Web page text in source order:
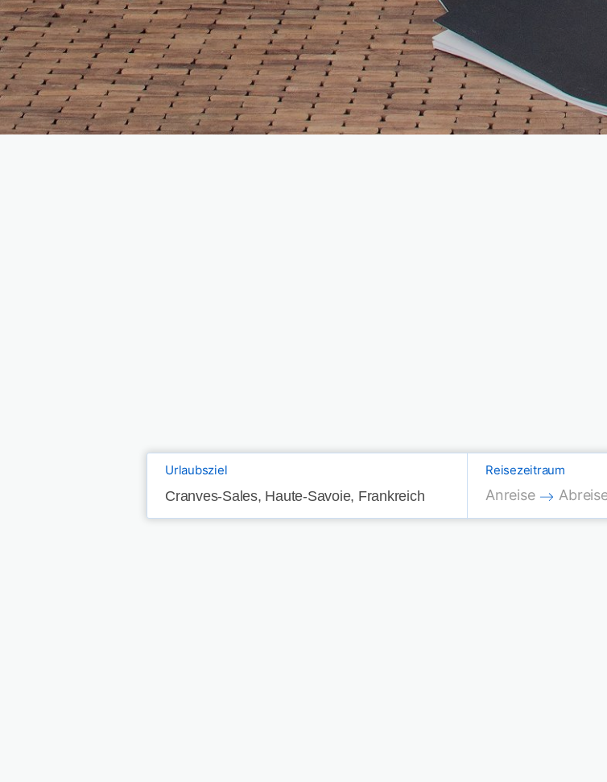
Urlaubsziel Reisezeitraum
Press the down
Anreise
Press